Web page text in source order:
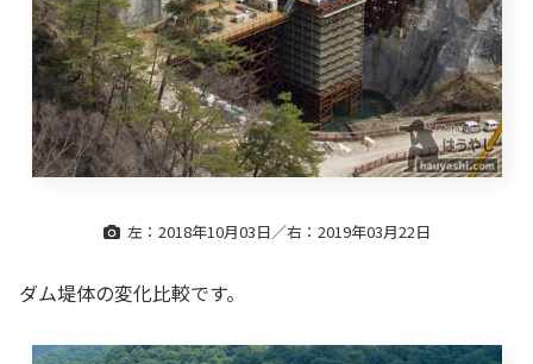
左：2018年10月03日／右：2019年03月22日
ダム堤体の変化比較です。